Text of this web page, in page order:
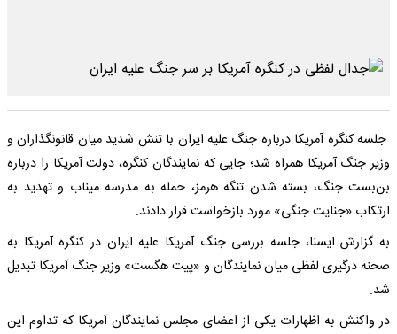
جلسه کنگره آمریکا درباره جنگ علیه ایران با تنش شدید میان قانونگذاران و
وزیر جنگ آمریکا همراه شد؛ جایی که نمایندگان کنگره، دولت آمریکا را درباره
بن‌بست جنگ، بسته شدن تنگه هرمز، حمله به مدرسه میناب و تهدید به
ارتکاب «جنایت جنگی» مورد بازخواست قرار دادند.
به گزارش ایسنا، جلسه بررسی جنگ آمریکا علیه ایران در کنگره آمریکا به
صحنه درگیری لفظی میان نمایندگان و «پیت هگست» وزیر جنگ آمریکا تبدیل
شد.
در واکنش به اظهارات یکی از اعضای مجلس نمایندگان آمریکا که تداوم این